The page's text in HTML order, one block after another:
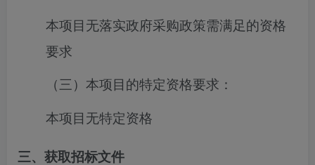
本项目无落实政府采购政策需满足的资格
要求
（三）本项目的特定资格要求：
本项目无特定资格
三、获取招标文件